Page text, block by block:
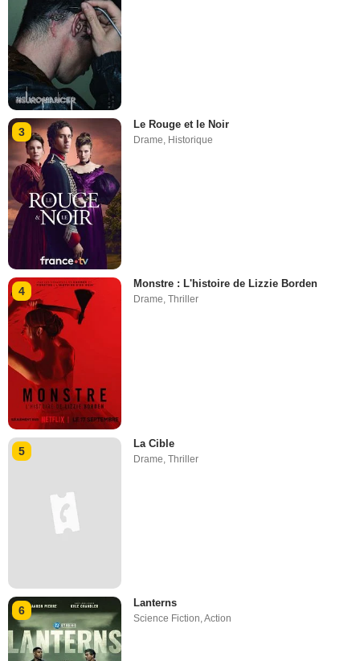
3
Le Rouge et le Noir
Drame, Historique
4
Monstre : L'histoire de Lizzie Borden
Drame,Thriller
5
La Cible
Drame ,Thriller
6
Lanterns
Science Fiction,Action